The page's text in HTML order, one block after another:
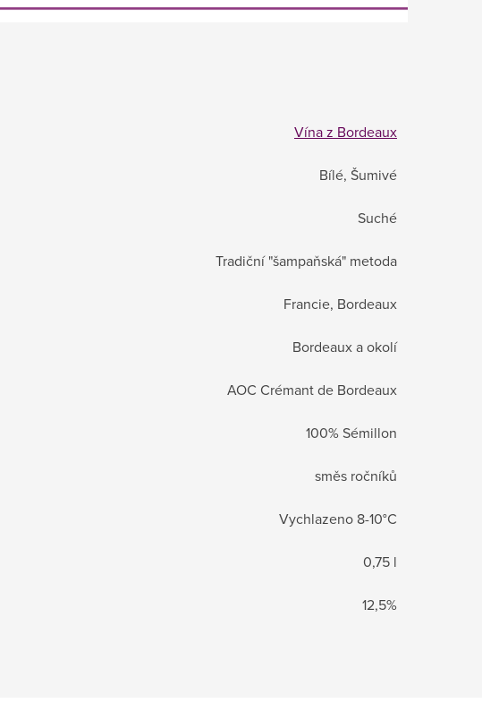
Vína z Bordeaux
Bílé, Šumivé
Suché
Tradiční "šampaňská" metoda
Francie, Bordeaux
Bordeaux a okolí
AOC Crémant de Bordeaux
100% Sémillon
směs ročníků
Vychlazeno 8-10°C
0,75 l
12,5%